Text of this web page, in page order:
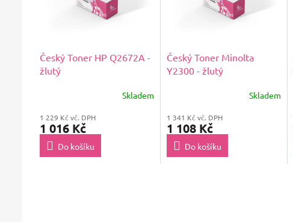
Český Toner HP Q2672A -
žlutý
Skladem
1 229 Kč vč. DPH
1 016 Kč
Do košíku
Český Toner Minolta
Y2300 - žlutý
Skladem
1 341 Kč vč. DPH
1 108 Kč
Do košíku